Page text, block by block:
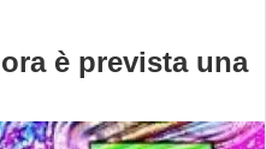
è prevista una